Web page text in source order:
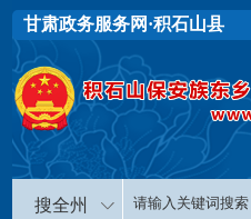
甘肃政务服务网·积石山县
搜全州